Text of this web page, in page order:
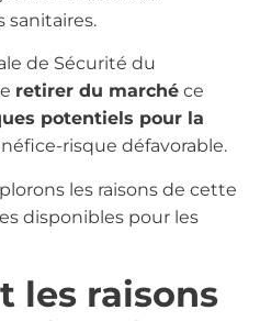
sanitaires.
de Sécurité du
retirer du marché ce
potentiels pour la
risque défavorable.
les raisons de cette
disponibles pour les
les raisons